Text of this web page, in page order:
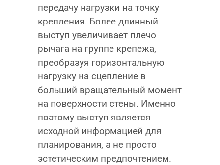
передачу нагрузки на точку
крепления. Более длинный
выступ увеличивает плечо
рычага на группе крепежа,
преобразуя горизонтальную
нагрузку на сцепление в
больший вращательный момент
на поверхности стены. Именно
поэтому выступ является
исходной информацией для
планирования, а не просто
эстетическим предпочтением.